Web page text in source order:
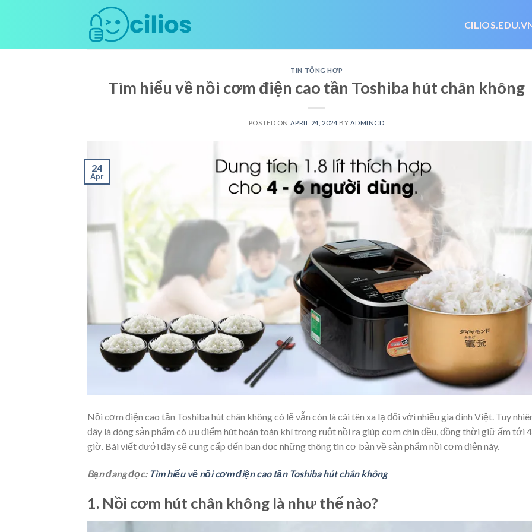
TIN TỔNG HỢP
Tìm hiểu về nồi cơm điện cao tần Toshiba hút chân không
POSTED ON APRIL 24, 2024 BY ADMINCD
24
Apr
Nồi cơm điện cao tần Toshiba hút chân không có lẽ vẫn còn là cái tên xa lạ đối với nhiều gia đình Việt. Tuy
đây là dòng sản phẩm có ưu điểm hút hoàn toàn khí trong ruột nồi ra giúp cơm chín đều, đồng thời giữ ấm tới
giờ. Bài viết dưới đây sẽ cung cấp đến bạn đọc những thông tin cơ bản về sản phẩm nồi cơm điện này.
Bạn đang đọc: Tìm hiểu về nồi cơm điện cao tần Toshiba hút chân không
1. Nồi cơm hút chân không là như thế nào?